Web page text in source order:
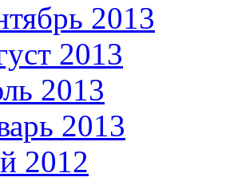
2013
2013
2013
2013
2012